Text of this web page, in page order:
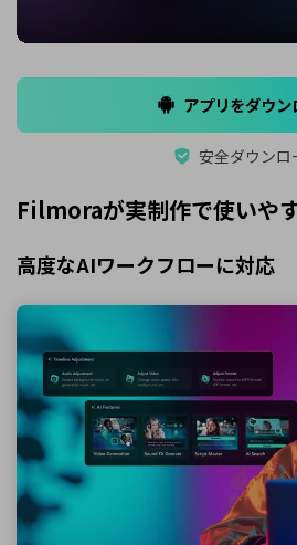
アプリをダウン
安全ダウンロ
Filmoraが実制作で使いや
高度なAIワークフローに対応